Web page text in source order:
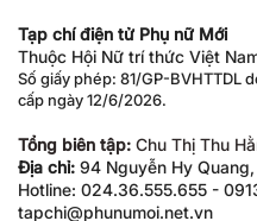
Tạp chí điện tử Phụ nữ Mới
Thuộc Hội Nữ trí thức Việt
Số giấy phép: 81/GP-BVHTTDL
cấp ngày 12/6/2026.
Tổng biên tập: Chu Thị Thu
Địa chỉ: 94 Nguyễn Hy
Hotline: 024.36.555.655 -
tapchi@phunumoi.net.vn